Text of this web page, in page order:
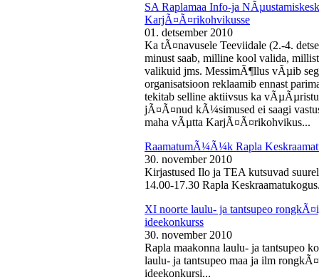
SA Raplamaa Info-ja
KarjÃ¤Ã¤rikohvikusse
01. detsember 2010
Ka tÃ¤navusele Teeviidale (2.-4.
minust saab, milline kool valida,
valikuid jms. MessimÃ¶llus vÃµib
organisatsioon reklaamib ennast
tekitab selline aktiivsus ka
jÃ¤Ã¤nud kÃ¼simused ei saagi
maha vÃµtta KarjÃ¤Ã¤rikohvikus...
RaamatumÃ¼Ã¼k Rapla
30. november 2010
Kirjastused Ilo ja TEA kutsuvad
14.00-17.30 Rapla
XI noorte laulu- ja tantsupeo
ideekonkurss
30. november 2010
Rapla maakonna laulu- ja tantsupeo
laulu- ja tantsupeo maa ja ilm
ideekonkursi...